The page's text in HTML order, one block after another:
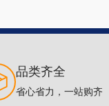
品类齐全
省心省力，一站购齐